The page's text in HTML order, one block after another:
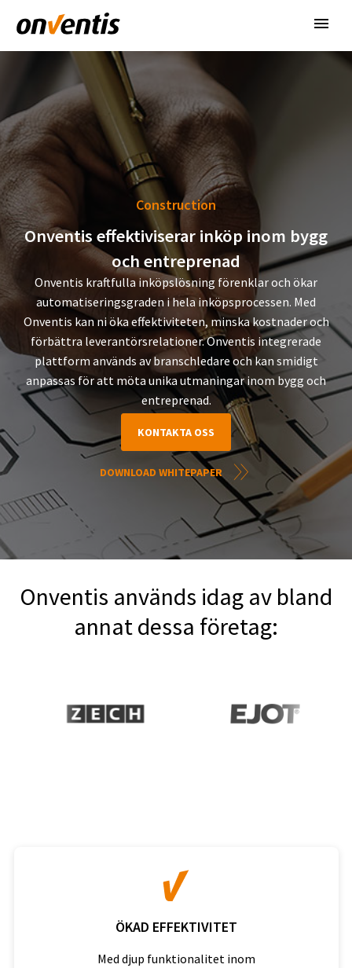
Construction
Onventis effektiviserar inköp inom bygg
och entreprenad
Onventis kraftfulla inköpslösning förenklar och ökar
automatiseringsgraden i hela inköpsprocessen. Med
Onventis kan ni öka effektiviteten, minska kostnader och
förbättra leverantörsrelationer. Onventis integrerade
plattform används av branschledare och kan smidigt
anpassas för att möta unika utmaningar inom bygg och
entreprenad.
KONTAKTA OSS
DOWNLOAD WHITEPAPER
Onventis används idag av bland
annat dessa företag:
ÖKAD EFFEKTIVITET
Med djup funktionalitet inom